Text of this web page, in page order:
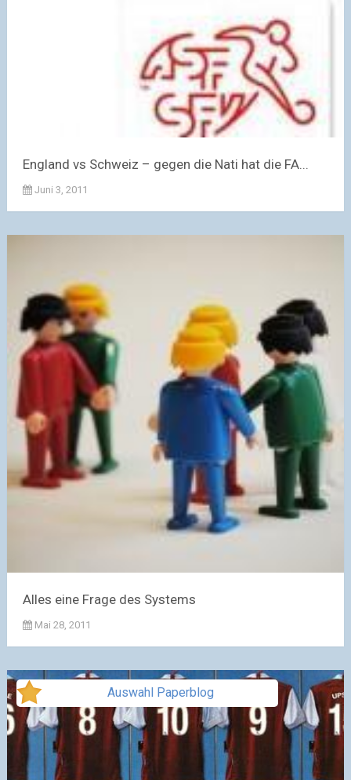
England vs Schweiz – gegen die Nati hat die FA...
Juni 3, 2011
Alles eine Frage des Systems
Mai 28, 2011
Auswahl Paperblog